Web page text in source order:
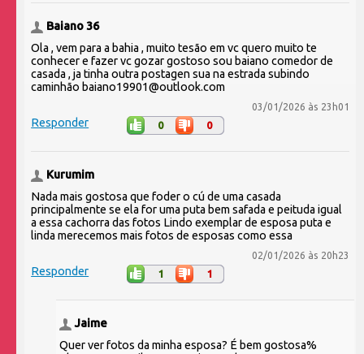
Baiano 36
Ola , vem para a bahia , muito tesão em vc quero muito te
conhecer e fazer vc gozar gostoso sou baiano comedor de
casada , ja tinha outra postagen sua na estrada subindo
caminhão baiano19901@outlook.com
03/01/2026 às 23h01
Responder 0 0
Kurumim
Nada mais gostosa que foder o cú de uma casada
principalmente se ela for uma puta bem safada e peituda igual
a essa cachorra das fotos Lindo exemplar de esposa puta e
linda merecemos mais fotos de esposas como essa
02/01/2026 às 20h23
Responder 1 1
Jaime
Quer ver fotos da minha esposa? É bem gostosa%